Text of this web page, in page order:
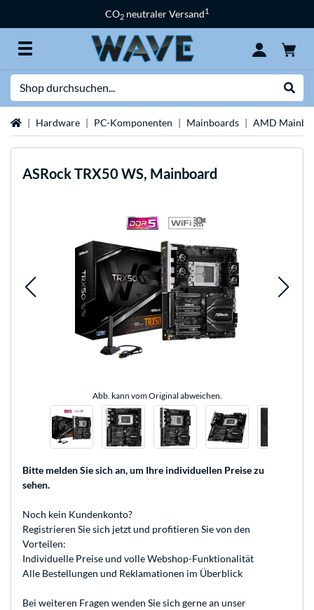
CO2 neutraler Versand1
StartseiteHardware PC-Komponenten Mainboards AMD
ASRockTRX50 WS, Mainboard
Abb. kann vom Original abweichen.
Bitte melden Sie sich an, um Ihre individuellen Preise zu
sehen.
Noch kein Kundenkonto?
Registrieren Sie sich jetzt und profitieren Sie von den
Vorteilen:
Individuelle Preise und volle Webshop-Funktionalität
Alle Bestellungen und Reklamationen im Überblick
Bei weiteren Fragen wenden Sie sich gerne an unser